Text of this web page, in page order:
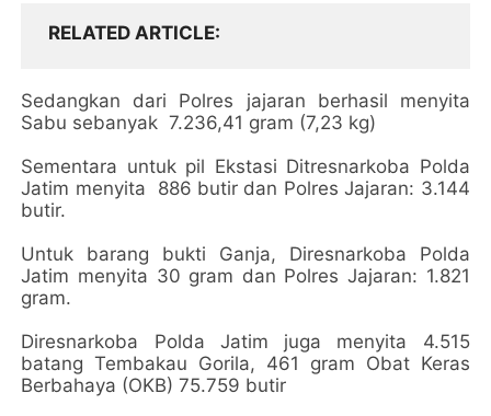
RELATED ARTICLE
Sedangkan dari Polres jajaran berhasil menyita
Sabu sebanyak 7.236,41 gram (7,23 kg)
Sementara untuk pil Ekstasi Ditresnarkoba Polda
Jatim menyita 886 butir dan Polres Jajaran: 3.144
butir.
Untuk barang bukti Ganja, Diresnarkoba Polda
Jatim menyita 30 gram dan Polres Jajaran: 1.821
gram.
Diresnarkoba Polda Jatim juga menyita 4.515
batang Tembakau Gorila, 461 gram Obat Keras
Berbahaya (OKB) 75.759 butir